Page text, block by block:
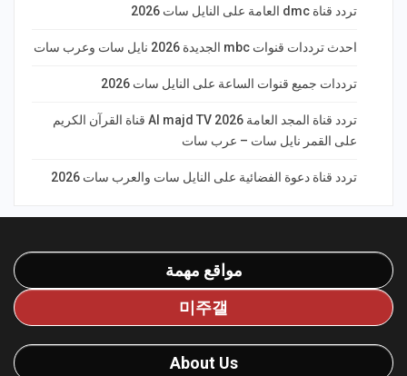
تردد قناة dmc العامة على النايل سات 2026
احدث ترددات قنوات mbc الجديدة 2026 نايل سات وعرب سات
ترددات جميع قنوات الساعة على النايل سات 2026
تردد قناة المجد العامة Al majd TV 2026 قناة القرآن الكريم
على القمر نايل سات – عرب سات
تردد قناة دعوة الفضائية على النايل سات والعرب سات 2026
مواقع مهمة
미주갤
About Us